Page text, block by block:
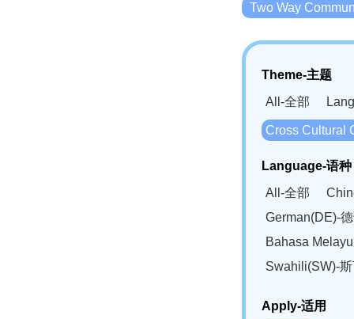
Two Way
Theme-主题
All-全部
Cross Cultural
Language-语种
All-全部
German(DE)-
Bahasa
Swahili(SW)-
Apply-适用